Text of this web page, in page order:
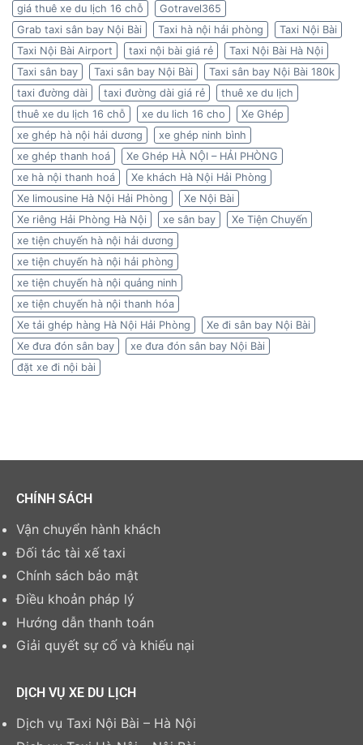
giá thuê xe du lịch 16 chỗ
Gotravel365
Grab taxi sân bay Nội Bài
Taxi hà nội hải phòng
Taxi Nội Bài
Taxi Nội Bài Airport
taxi nội bài giá rẻ
Taxi Nội Bài Hà Nội
Taxi sân bay
Taxi sân bay Nội Bài
Taxi sân bay Nội Bài 180k
taxi đường dài
taxi đường dài giá rẻ
thuê xe du lịch
thuê xe du lịch 16 chỗ
xe du lich 16 cho
Xe Ghép
xe ghép hà nội hải dương
xe ghép ninh bình
xe ghép thanh hoá
Xe Ghép HÀ NỘI – HẢI PHÒNG
xe hà nội thanh hoá
Xe khách Hà Nội Hải Phòng
Xe limousine Hà Nội Hải Phòng
Xe Nội Bài
Xe riêng Hải Phòng Hà Nội
xe sân bay
Xe Tiện Chuyến
xe tiện chuyến hà nội hải dương
xe tiện chuyến hà nội hải phòng
xe tiện chuyến hà nội quảng ninh
xe tiện chuyến hà nội thanh hóa
Xe tải ghép hàng Hà Nội Hải Phòng
Xe đi sân bay Nội Bài
Xe đưa đón sân bay
xe đưa đón sân bay Nội Bài
đặt xe đi nội bài
CHÍNH SÁCH
Vận chuyển hành khách
Đối tác tài xế taxi
Chính sách bảo mật
Điều khoản pháp lý
Hướng dẫn thanh toán
Giải quyết sự cố và khiếu nại
DỊCH VỤ XE DU LỊCH
Dịch vụ Taxi Nội Bài – Hà Nội